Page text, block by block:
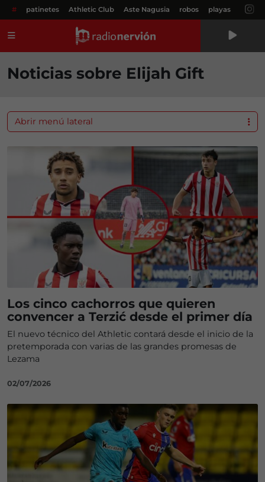
# patinetes Athletic Club Aste Nagusia robos playas
Noticias sobre Elijah Gift
Los cinco cachorros que quieren
convencer a Terzić desde el primer día
El nuevo técnico del Athletic contará desde el inicio de la
pretemporada con varias de las grandes promesas de
Lezama
02/07/2026
Abrir menú lateral